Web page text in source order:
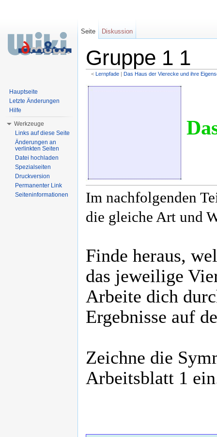
Gruppe 1 1
< Lernpfade‎ | Das Haus der Vierecke und ihre
Im nachfolgenden
die gleiche Art und
Finde heraus,
das jeweilige
Arbeite dich
Ergebnisse auf
Zeichne die
Arbeitsblatt 1
Seite Diskussion
Hauptseite
Letzte Änderungen
Hilfe
Werkzeuge
Links auf diese Seite
Änderungen an
verlinkten Seiten
Datei hochladen
Spezialseiten
Druckversion
Permanenter Link
Seiteninformationen